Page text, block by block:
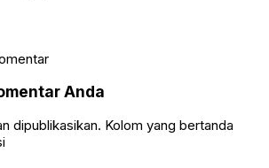
Anda
dipublikasikan. Kolom yang bertanda